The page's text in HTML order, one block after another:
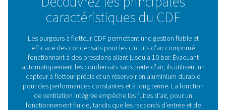
Le rôle essentiel des
condensats dans les
air comprimé